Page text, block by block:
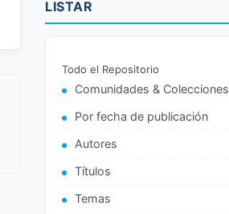
LISTAR
Todo el Repositorio
Comunidades & Colecciones
Por fecha de publicación
Autores
Títulos
Temas